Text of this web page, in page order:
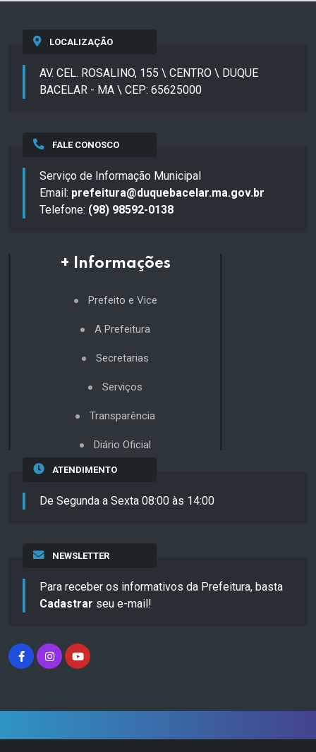
LOCALIZAÇÃO
AV. CEL. ROSALINO, 155 \ CENTRO \ DUQUE
BACELAR - MA \ CEP: 65625000
FALE CONOSCO
Serviço de Informação Municipal
Email: prefeitura@duquebacelar.ma.gov.br
Telefone: (98) 98592-0138
+ Informações
Prefeito e Vice
A Prefeitura
Secretarias
Serviços
Transparência
Diário Oficial
ATENDIMENTO
De Segunda a Sexta 08:00 às 14:00
NEWSLETTER
Para receber os informativos da Prefeitura, basta
Cadastrar seu e-mail!